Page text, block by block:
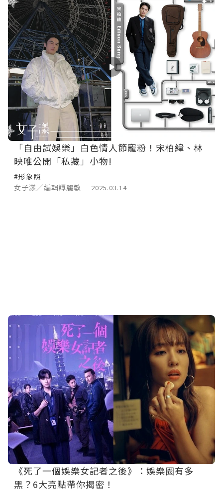
「自由試娛樂」白色情人節寵粉！宋柏緯、林
映唯公開「私藏」小物!
#形象照
女子漾／編輯譚麗敏
2025.03.14
《死了一個娛樂女記者之後》：娛樂圈有多
黑？6大亮點帶你揭密！